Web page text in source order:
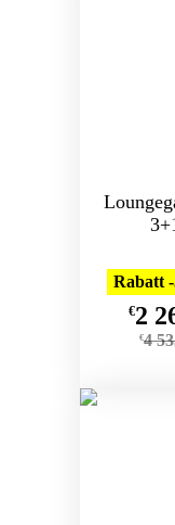
Rabatt
€2
€4